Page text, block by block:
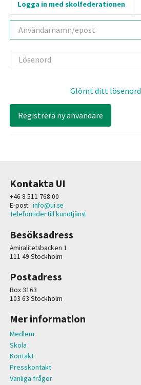
Logga in med skolfederationen
Användarnamn
Lösenord
Glömt ditt lösenord
Registrera ny användare
Kontakta UI
+46 8 511 768 00
E-post: info@ui.se
Telefontider till kundtjänst
Besöksadress
Amiralitetsbacken 1
111 49 Stockholm
Postadress
Box 3163
103 63 Stockholm
Mer information
Medlem
Skola
Kontakt
Presskontakt
Vanliga frågor